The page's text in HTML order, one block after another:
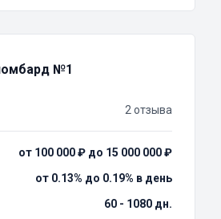
№1
2 отзыва
от 100 000 ₽ до 15 000 000 ₽
от 0.13% до 0.19% в день
60 - 1080 дн.